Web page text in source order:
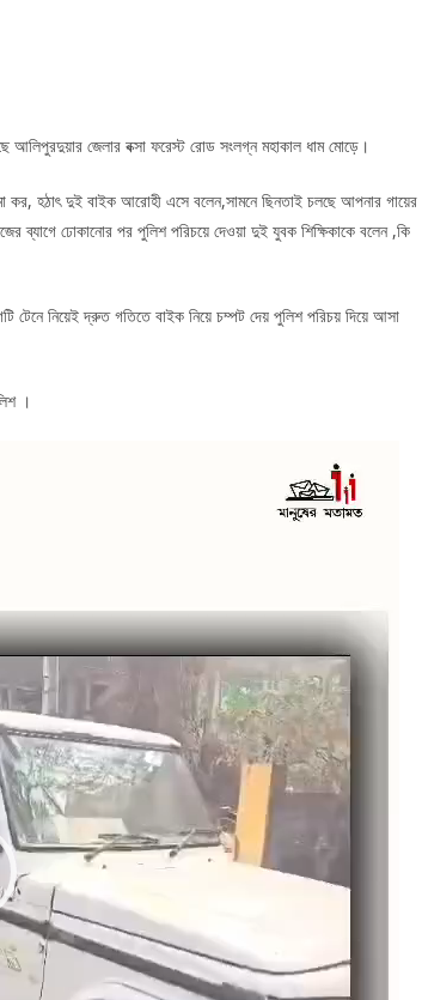
আলিপুরদুয়ার জেলার বক্সা ফরেস্ট রোড সংলগ্ন মহাকাল ধাম মোড়ে।
কর, হঠাৎ দুই বাইক আরোহী এসে বলেন,সামনে ছিনতাই চলছে আপনার গায়ের
ব্যাগে ঢোকানোর পর পুলিশ পরিচয়ে দেওয়া দুই যুবক শিক্ষিকাকে বলেন ,কি
টেনে নিয়েই দ্রুত গতিতে বাইক নিয়ে চম্পট দেয় পুলিশ পরিচয় দিয়ে আসা
।